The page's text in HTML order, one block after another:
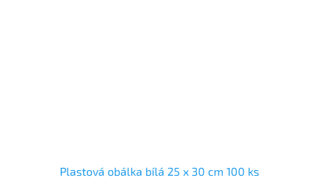
Plastová obálka bílá 25 x 30 cm 100 ks